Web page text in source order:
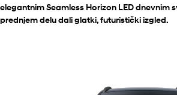
elegantnim Seamless Horizon LED dnevnim
prednjem delu dali glatki, futuristički izgled.